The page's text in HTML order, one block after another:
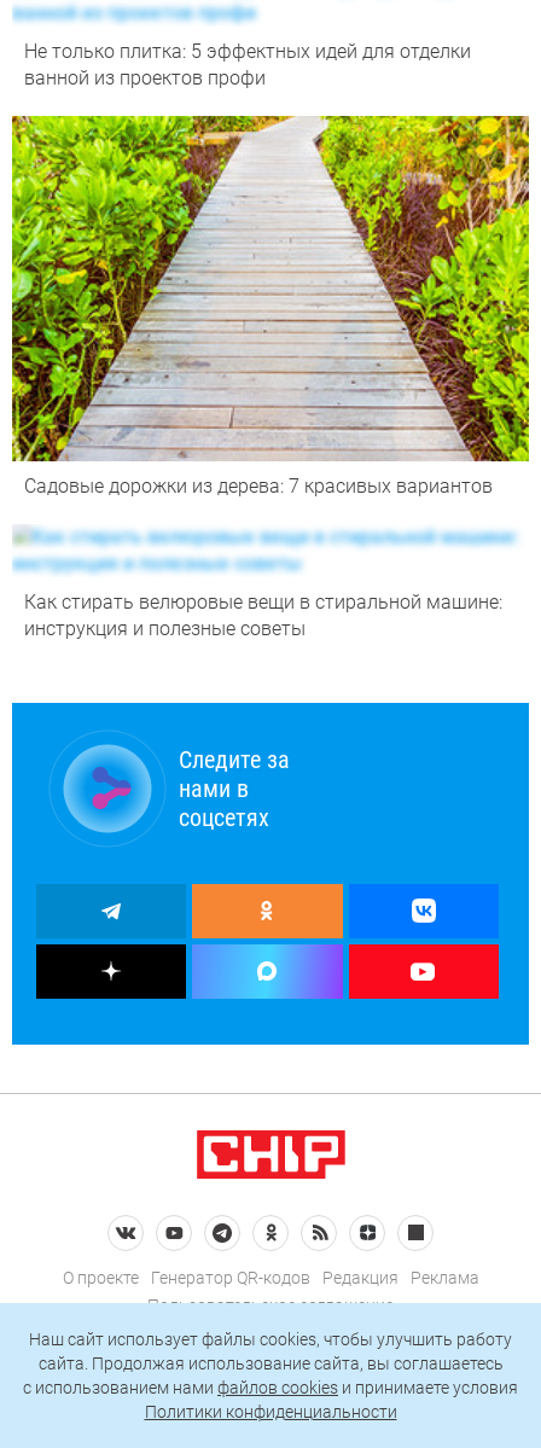
Не только плитка: 5 эффектных идей для отделки
ванной из проектов профи
Садовые дорожки из дерева: 7 красивых вариантов
Как стирать велюровые вещи в стиральной машине:
инструкция и полезные советы
Следите за
нами в
соцсетях
О проекте Генератор QR-кодов Редакция
Реклама
Пользовательское соглашение
Политика конфиденциальности
Подписаться на рассылку
Наш сайт использует файлы cookies, чтобы улучшить работу
сайта. Продолжая использование сайта, вы соглашаетесь
c использованием нами файлов cookies и принимаете условия
Политики конфиденциальности